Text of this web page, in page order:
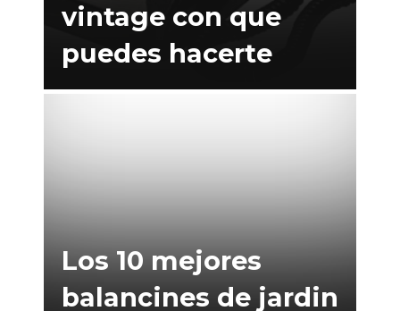
vintage con que
puedes hacerte
Los 10 mejores
balancines de jardin